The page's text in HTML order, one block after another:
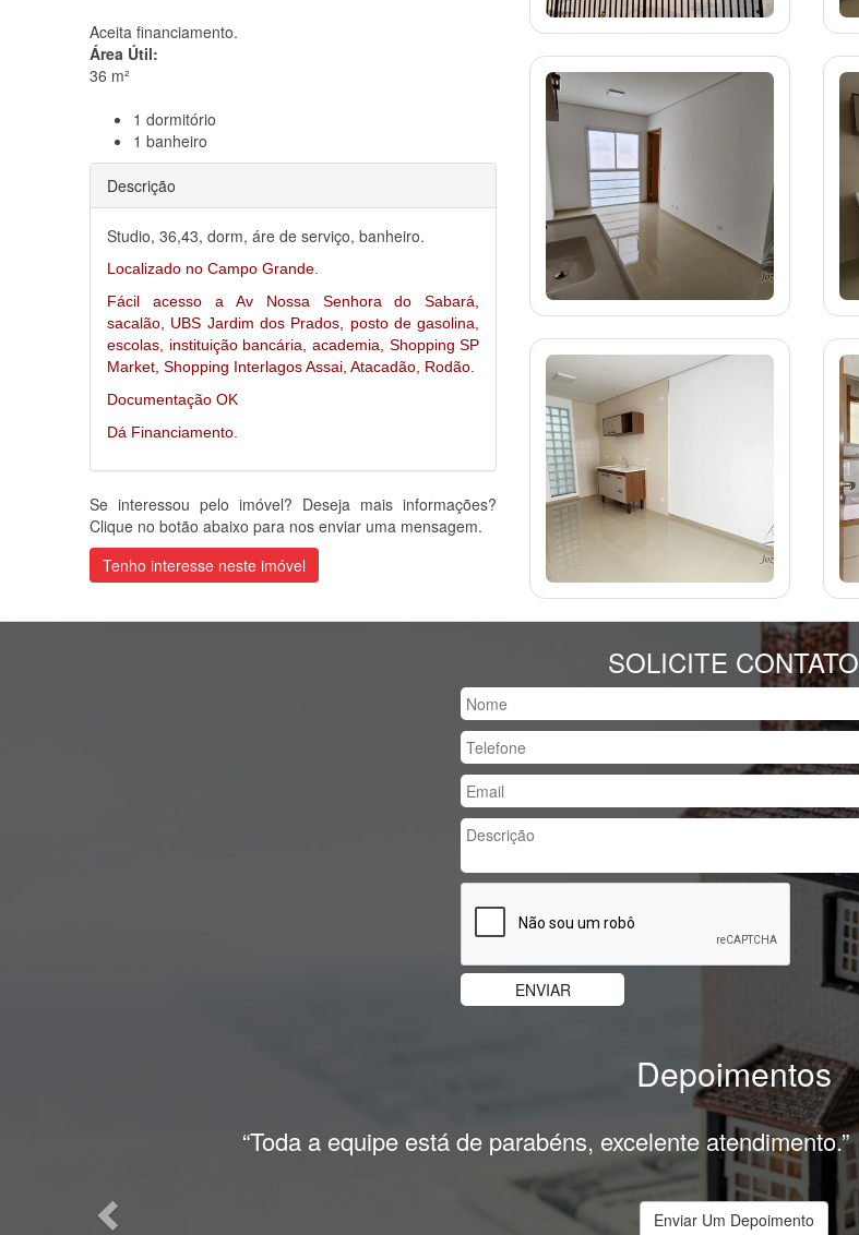
Aceita financiamento.
Área Útil:
36 m²
1 dormitório
1 banheiro
Descrição
Studio, 36,43, dorm, áre de serviço, banheiro.
Localizado no Campo Grande.
Fácil acesso a Av Nossa Senhora do Sabará,
sacalão, UBS Jardim dos Prados, posto de gasolina,
escolas, instituição bancária, academia, Shopping SP
Market, Shopping Interlagos Assai, Atacadão, Rodão.
Documentação OK
Dá Financiamento.
Se interessou pelo imóvel? Deseja mais informações?
Clique no botão abaixo para nos enviar uma mensagem.
Tenho interesse neste imóvel
SOLICITE CONTATO
Depoimentos
“Toda a equipe está de parabéns, excelente atendimento.”
Enviar Um Depoimento